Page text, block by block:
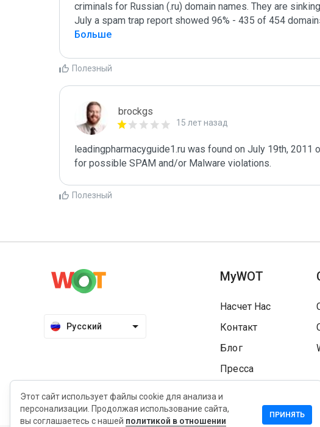
criminals for Russian (.ru) domain names. They are
July a spam trap report showed 96% - 435 of 454
Больше
Полезный
brockgs
15 лет назад
leadingpharmacyguide1.ru was found on July 19th, 2011
Полезный
Русский
MyWOT
Насчет Нас
Контакт
Блог
Пресса
Этот сайт использует файлы cookie для анализа и
персонализации. Продолжая использование сайта,
вы соглашаетесь с нашей политикой в отношении
ПРИНЯТЬ